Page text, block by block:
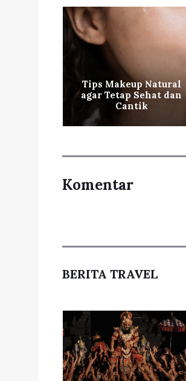
Tips Makeup Natural
agar Tetap Sehat dan
Cantik
Komentar
BERITA TRAVEL